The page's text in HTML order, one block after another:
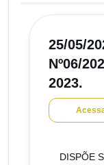
25/05/
Nº06/
2023.
DISPÕE